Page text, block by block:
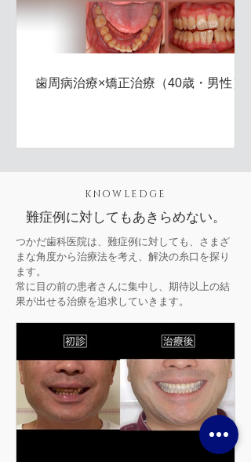
歯周病治療×矯正治療（40歳・男性）
KNOWLEDGE
難症例に対してもあきらめない。
つかだ歯科医院は、難症例に対しても、さまざ
まな角度から治療法を考え、解決の糸口を探り
ます。
常に目の前の患者さんに集中し、期待以上の結
果が出せる治療を追求していきます。